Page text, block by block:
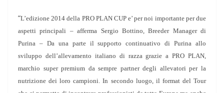
“L’edizione 2014 della PRO PLAN CUP e’ per noi importante per due
aspetti principali – afferma Sergio Bottino, Breeder Manager di
Purina – Da una parte il supporto continuativo di Purina allo
sviluppo dell’allevamento italiano di razza grazie a PRO PLAN,
marchio super premium da sempre partner degli allevatori per la
nutrizione dei loro campioni. In secondo luogo, il format del Tour